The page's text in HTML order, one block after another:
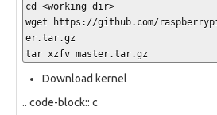
cd <working dir>
wget https://github.com/
er.tar.gz
tar xzfv master.tar.gz
Download kernel
.. code-block:: c